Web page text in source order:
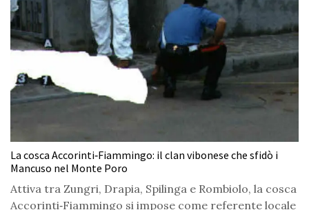
La cosca Accorinti‑Fiammingo: il clan vibonese che sfidò i
Mancuso nel Monte Poro
Attiva tra Zungri, Drapia, Spilinga e Rombiolo, la cosca
Accorinti‑Fiammingo si impose come referente locale